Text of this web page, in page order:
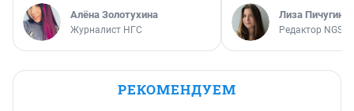
Алёна Золотухина
Журналист НГС
Лиза Пичугина
Редактор
РЕКОМЕНДУЕМ